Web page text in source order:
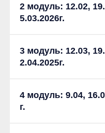
2 модуль: 12.02,
5.03.2026г.
3 модуль: 12.03,
2.04.2025г.
4 модуль: 9.04,
г.